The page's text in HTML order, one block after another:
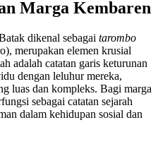
Marga Kembaren
dikenal sebagai tarombo
merupakan elemen krusial
adalah catatan garis keturunan
dengan leluhur mereka,
luas dan kompleks. Bagi marga
sebagai catatan sejarah
dalam kehidupan sosial dan